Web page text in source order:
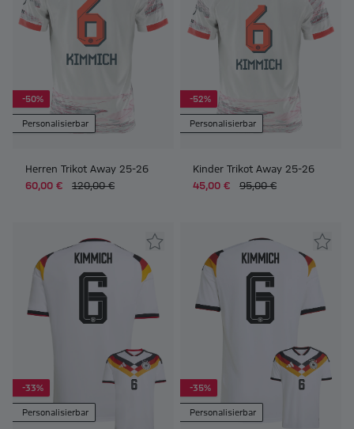
-50%
Personalisierbar
Herren Trikot Away 25-26
60,00 €
120,00 €
-52%
Personalisierbar
Kinder Trikot Away 25-26
45,00 €
95,00 €
-33%
Personalisierbar
-35%
Personalisierbar